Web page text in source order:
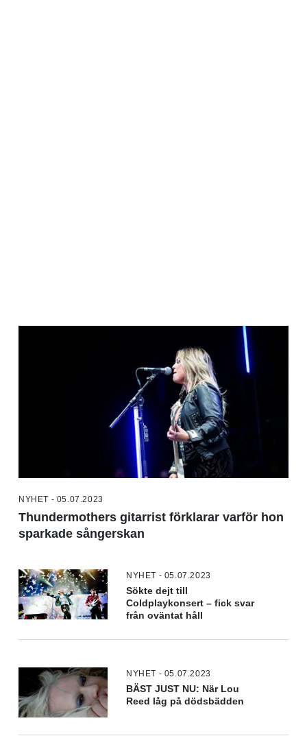
NYHET - 05.07.2023
Thundermothers gitarrist förklarar varför hon
sparkade sångerskan
NYHET - 05.07.2023
Sökte dejt till
Coldplaykonsert – fick svar
från oväntat håll
NYHET - 05.07.2023
BÄST JUST NU: När Lou
Reed låg på dödsbädden